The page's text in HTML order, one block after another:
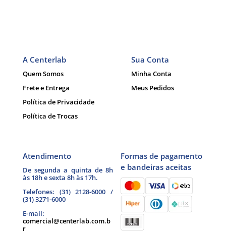
A Centerlab
Quem Somos
Frete e Entrega
Política de Privacidade
Política de Trocas
Sua Conta
Minha Conta
Meus Pedidos
Atendimento
De segunda a quinta de 8h
às 18h e sexta 8h às 17h.
Telefones: (31) 2128-6000 /
(31) 3271-6000
E-mail:
comercial@centerlab.com.b
r
Formas de pagamento
e bandeiras aceitas